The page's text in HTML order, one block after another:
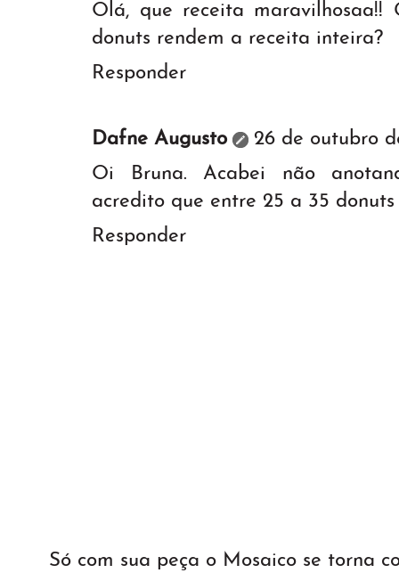
Olá, que receita maravilhosaa!!
donuts rendem a receita inteira?
Responder
Dafne Augusto
26 de outubro
Oi Bruna. Acabei não
acredito que entre 25 a 35 donuts
Responder
Só com sua peça o Mosaico se torna